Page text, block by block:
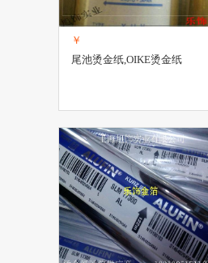
￥
尾池烫金纸,OIKE烫金纸